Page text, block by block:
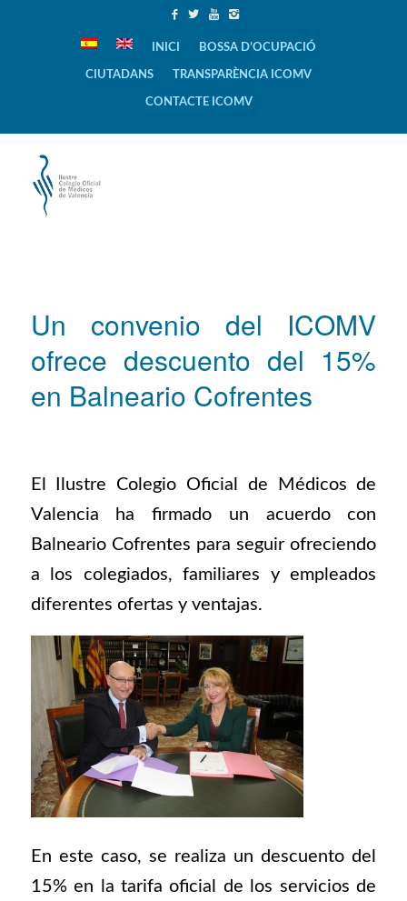
INICI BOSSA D’OCUPACIÓ
CIUTADANS TRANSPARÈNCIA ICOMV
CONTACTE ICOMV
Un convenio del ICOMV
ofrece descuento del 15%
en Balneario Cofrentes
El Ilustre Colegio Oficial de Médicos de
Valencia ha firmado un acuerdo con
Balneario Cofrentes para seguir ofreciendo
a los colegiados, familiares y empleados
diferentes ofertas y ventajas.
En este caso, se realiza un descuento del
15% en la tarifa oficial de los servicios de